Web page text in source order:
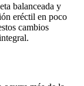
balanceada y
eréctil en poco
cambios